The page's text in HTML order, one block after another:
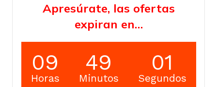
Apresúrate, las ofertas
expiran en…
09
Horas
49
Minutos
00
Segundos